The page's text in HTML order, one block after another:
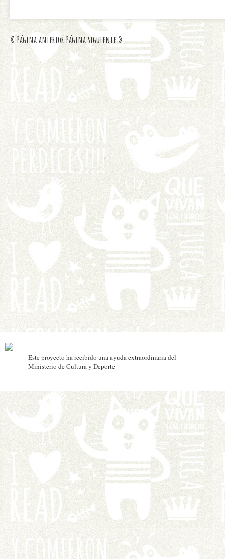
« Página anterior Página siguiente »
Este proyecto ha recibido una ayuda extraordinaria del
Ministerio de Cultura y Deporte